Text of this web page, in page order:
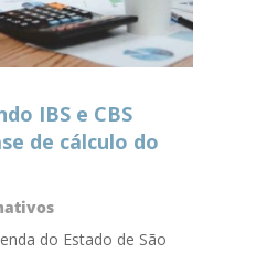
IBS e CBS
de cálculo do
do Estado de São